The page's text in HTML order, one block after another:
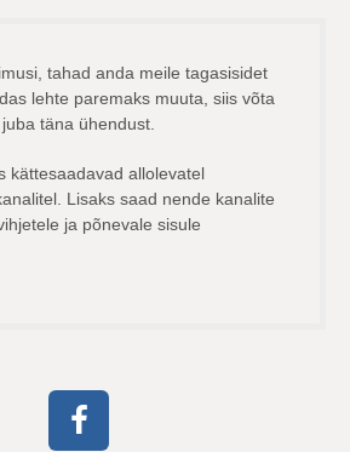
tahad anda meile tagasisidet
lehte paremaks muuta, siis võta
täna ühendust.
kättesaadavad allolevatel
Lisaks saad nende kanalite
ja põnevale sisule